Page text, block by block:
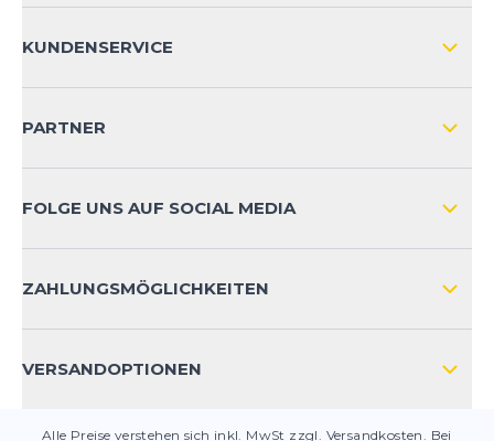
KUNDENSERVICE
KONTAKT
PRODUKTSICHERHEIT
PARTNER
FOLGE UNS AUF SOCIAL MEDIA
ZAHLUNGSMÖGLICHKEITEN
VERSANDOPTIONEN
Alle Preise verstehen sich inkl. MwSt zzgl. Versandkosten. Bei